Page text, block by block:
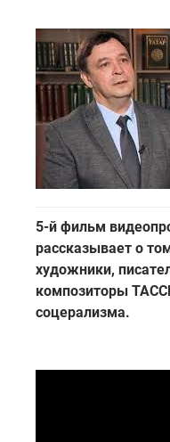
5-й фильм
рассказывает о
художники,
композиторы
соцерализма.